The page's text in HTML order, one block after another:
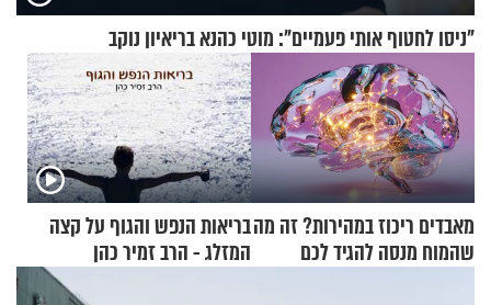
"ניסו לחטוף אותי פעמיים": מוטי כהנא בריאיון נוקב
מאבדים ריכוז במהירות? זה מה
שהמוח מנסה להגיד לכם
בריאות הנפש והגוף על קצה
המזלג - הרב זמיר כהן